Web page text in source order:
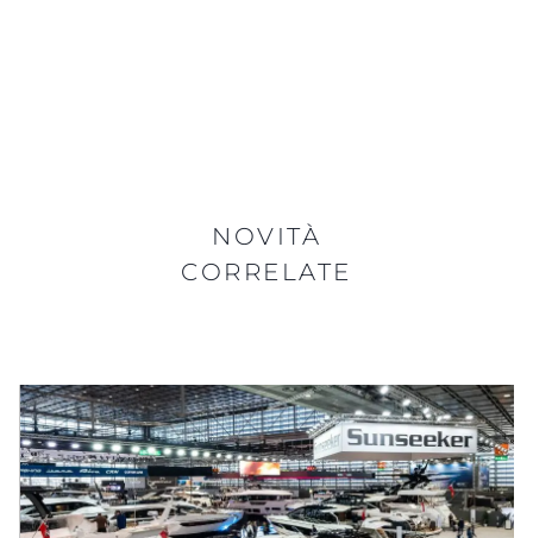
NOVITÀ
CORRELATE